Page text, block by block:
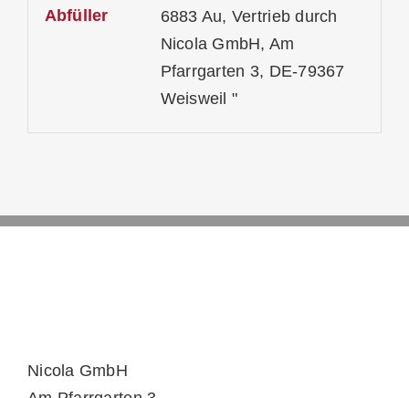
Abfüller
6883 Au, Vertrieb durch
Nicola GmbH, Am
Pfarrgarten 3, DE-79367
Weisweil "
Nicola GmbH